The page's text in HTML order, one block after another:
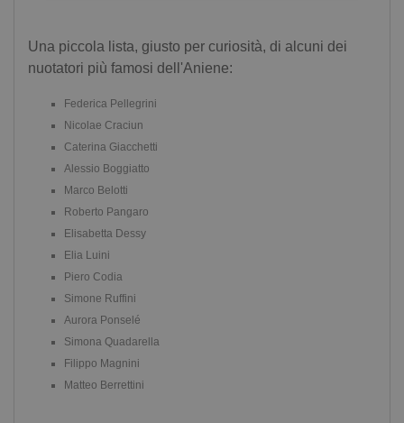
Una piccola lista, giusto per curiosità, di alcuni dei
nuotatori più famosi dell'Aniene:
Federica Pellegrini
Nicolae Craciun
Caterina Giacchetti
Alessio Boggiatto
Marco Belotti
Roberto Pangaro
Elisabetta Dessy
Elia Luini
Piero Codia
Simone Ruffini
Aurora Ponselé
Simona Quadarella
Filippo Magnini
Matteo Berrettini